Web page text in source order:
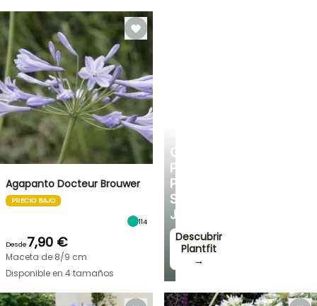
CONSEJOS
PERSONALIZADOS
PARA
SU
JARDÍN
Descubrir
Plantfit
→
Agapanto Docteur Brouwer
PRECIO BAJO
114
Desde7,90 €
Maceta de 8/9 cm
Disponible en 4 tamaños